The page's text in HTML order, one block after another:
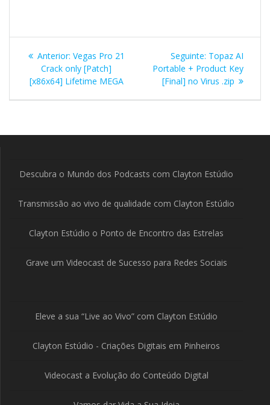
Navegação
de
Post
Anterior: Post
anterior:
Vegas Pro 21
Crack only [Patch]
[x86x64] Lifetime MEGA
Seguinte: Post
seguinte:
Topaz AI
Portable + Product Key
[Final] no Virus .zip
Descubra o Mundo dos Podcasts com Clayton Estúdio
Transmissão ao vivo de qualidade com Clayton Estúdio
Clayton Estúdio o Ponto de Encontro das Estrelas
Grave um Videocast de Sucesso para Redes Sociais
Eleve a sua “Live ao Vivo” com Clayton Estúdio
Clayton Estúdio - Criações Digitais em Pinheiros
Videocast a Evolução do Conteúdo Digital